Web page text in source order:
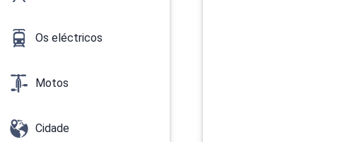
Os eléctricos
Motos
Cidade